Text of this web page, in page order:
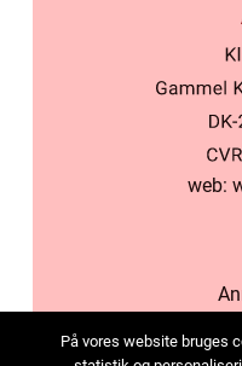
web:
På vores website bruges